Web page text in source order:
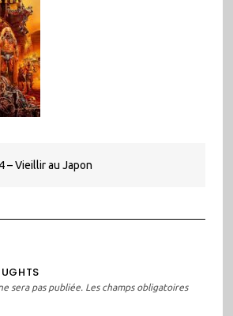
– Vieillir au Japon
sera pas publiée. Les champs obligatoires